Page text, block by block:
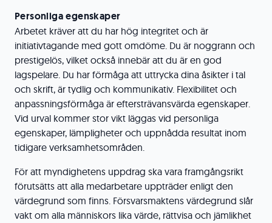
Personliga egenskaper
Arbetet kräver att du har hög integritet och är
initiativtagande med gott omdöme. Du är noggrann och
prestigelös, vilket också innebär att du är en god
lagspelare. Du har förmåga att uttrycka dina åsikter i tal
och skrift, är tydlig och kommunikativ. Flexibilitet och
anpassningsförmåga är eftersträvansvärda egenskaper.
Vid urval kommer stor vikt läggas vid personliga
egenskaper, lämpligheter och uppnådda resultat inom
tidigare verksamhetsområden.
För att myndighetens uppdrag ska vara framgångsrikt
förutsätts att alla medarbetare uppträder enligt den
värdegrund som finns. Försvarsmaktens värdegrund slår
vakt om alla människors lika värde, rättvisa och jämlikhet